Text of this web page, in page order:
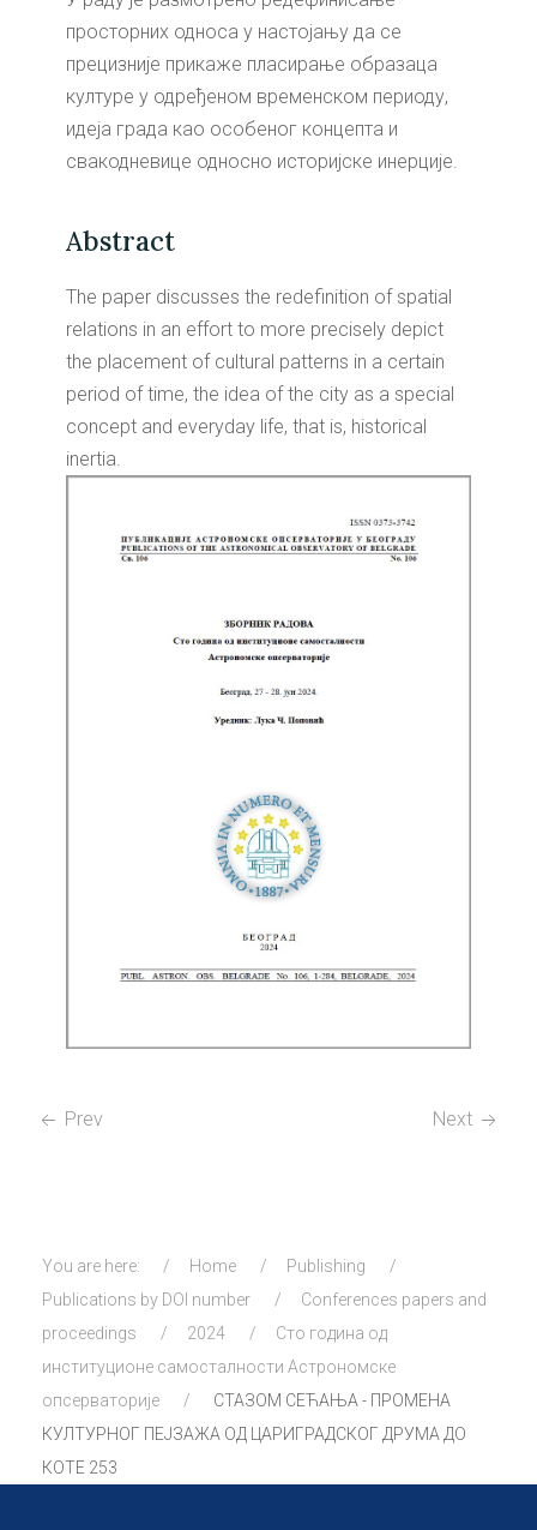
просторних односа у настојању да се
прецизније прикаже пласирање образаца
културе у одређеном временском периоду,
идеја града као особеног концепта и
свакодневице односно историјске инерције.
Abstract
The paper discusses the redefinition of spatial
relations in an effort to more precisely depict
the placement of cultural patterns in a certain
period of time, the idea of the city as a special
concept and everyday life, that is, historical
inertia.
Prev Next
You are here: Home
Publishing
Publications by DOI number
Conferences papers and
proceedings
2024
Сто година од
институционе самосталности Астрономске
опсерваторије
СТАЗОМ СЕЋАЊА - ПРОМЕНА
КУЛТУРНОГ ПЕЈЗАЖА ОД ЦАРИГРАДСКОГ ДРУМА ДО
КОТЕ 253